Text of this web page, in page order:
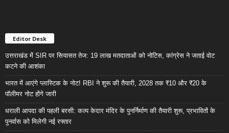
Editor Desk
उत्तराखंड में SIR पर सियासत तेज: 19 लाख मतदाताओं को नोटिस, कांग्रेस ने जताई वोट
कटने की आशंका
भारत में आएंगे प्लास्टिक के नोट! RBI ने शुरू की तैयारी, 2028 तक ₹10 और ₹20 के
पॉलीमर नोट होंगे जारी
धराली आपदा की पहली बरसी: कल्प केदार मंदिर के पुनर्निर्माण की तैयारी शुरू, प्रभावितों के
पुनर्वास को मिलेगी नई रफ्तार